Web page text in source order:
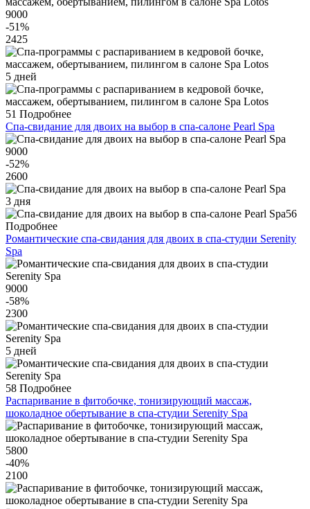
9000
-51%
2425
5 дней
51 Подробнее
Спа-свидание для двоих на выбор в спа-салоне Pearl Spa
9000
-52%
2600
3 дня
56
Подробнее
Романтические спа-свидания для двоих в спа-студии Serenity
Spa
9000
-58%
2300
5 дней
58 Подробнее
Распаривание в фитобочке, тонизирующий массаж,
шоколадное обертывание в спа-студии Serenity Spa
5800
-40%
2100